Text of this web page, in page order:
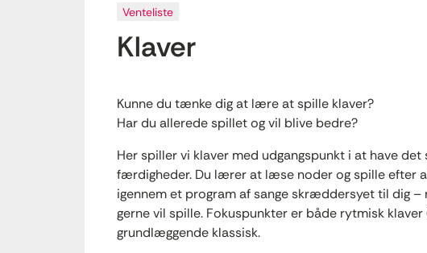
Venteliste
Klaver
Kunne du tænke dig at lære at spille klaver?
Har du allerede spillet og vil blive bedre?
Her spiller vi klaver med udgangspunkt i at have
færdigheder. Du lærer at læse noder og spille efter
igennem et program af sange skræddersyet til dig –
gerne vil spille. Fokuspunkter er både rytmisk
grundlæggende klassisk.